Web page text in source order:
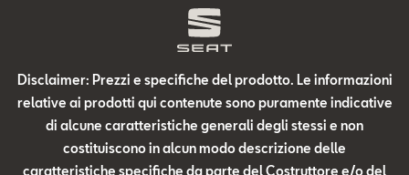
Disclaimer: Prezzi e specifiche del prodotto. Le informazioni
relative ai prodotti qui contenute sono puramente indicative
di alcune caratteristiche generali degli stessi e non
costituiscono in alcun modo descrizione delle
caratteristiche specifiche da parte del Costruttore e/o del